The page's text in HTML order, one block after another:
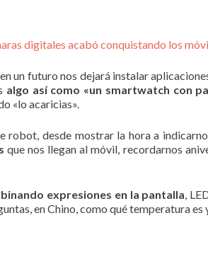
digitales acabó conquistando los
un futuro nos dejará instalar
algo así como «un smartwatch con
«lo acaricias».
desde mostrar la hora a
que nos llegan al móvil, recordarnos
expresiones en la pantalla,
en Chino, como qué temperatura es